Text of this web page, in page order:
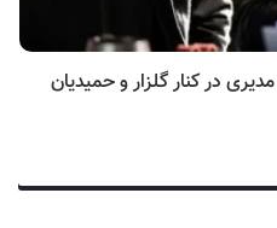
در کنار گلزار و حمیدیان